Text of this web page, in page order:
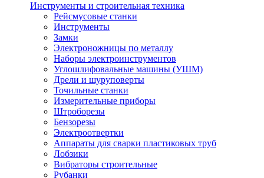
Инструменты и строительная техника
Рейсмусовые станки
Инструменты
Замки
Электроножницы по металлу
Наборы электроинструментов
Углошлифовальные машины (УШМ)
Дрели и шуруповерты
Точильные станки
Измерительные приборы
Штроборезы
Бензорезы
Электроотвертки
Аппараты для сварки пластиковых труб
Лобзики
Вибраторы строительные
Рубанки